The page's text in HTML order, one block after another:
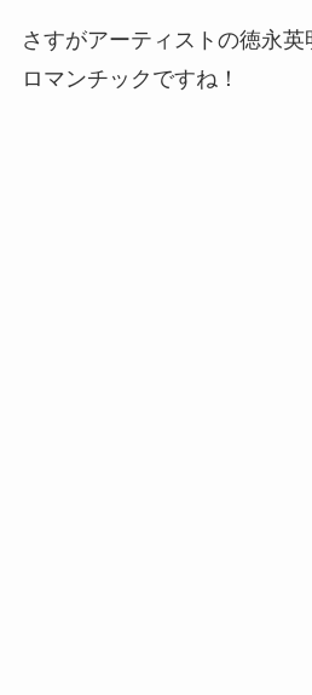
さすがアーティストの徳永英
ロマンチックですね！